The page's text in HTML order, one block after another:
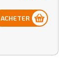
ACHETER